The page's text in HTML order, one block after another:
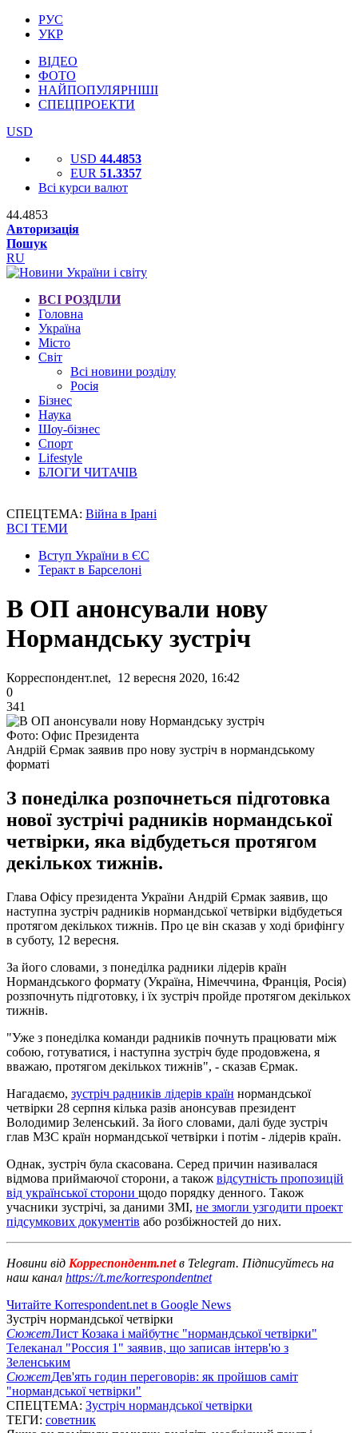
РУС
УКР
ВІДЕО
ФОТО
НАЙПОПУЛЯРНІШІ
СПЕЦПРОЕКТИ
USD
USD 44.4853
EUR 51.3357
Всі курси валют
44.4853
Авторизація
Пошук
RU
ВСІ РОЗДІЛИ
Головна
Україна
Місто
Світ
Всі новини розділу
Росія
Бізнес
Наука
Шоу-бізнес
Спорт
Lifestyle
БЛОГИ ЧИТАЧІВ
СПЕЦТЕМА: Війна в Ірані
ВСІ ТЕМИ
Вступ України в ЄС
Теракт в Барселоні
В ОП анонсували нову
Нормандську зустріч
Корреспондент.net, 12 вересня 2020, 16:42
0
341
Фото: Офис Президента
Андрій Єрмак заявив про нову зустріч в нормандському
форматі
З понеділка розпочнеться підготовка
нової зустрічі радників нормандської
четвірки, яка відбудеться протягом
декількох тижнів.
Глава Офісу президента України Андрій Єрмак заявив, що
наступна зустріч радників нормандської четвірки відбудеться
протягом декількох тижнів. Про це він сказав у ході брифінгу
в суботу, 12 вересня.
За його словами, з понеділка радники лідерів країн
Нормандського формату (Україна, Німеччина, Франція, Росія)
роззпочнуть підготовку, і їх зустріч пройде протягом декількох
тижнів.
"Уже з понеділка команди радників почнуть працювати між
собою, готуватися, і наступна зустріч буде продовжена, я
вважаю, протягом декількох тижнів", - сказав Єрмак.
Нагадаємо, зустріч радників лідерів країн нормандської
четвірки 28 серпня кілька разів анонсував президент
Володимир Зеленський. За його словами, далі буде зустріч
глав МЗС країн нормандської четвірки і потім - лідерів країн.
Однак, зустріч була скасована. Серед причин називалася
відмова приймаючої сторони, а також відсутність пропозицій
від української сторони щодо порядку денного. Також
учасники зустрічі, за даними ЗМІ, не змогли узгодити проект
підсумкових документів або розбіжностей до них.
Новини від Корреспондент.netв Telegram. Підписуйтесь на
наш канал https://t.me/korrespondentnet
Читайте Korrespondent.net в Google News
Зустріч нормандської четвірки
СюжетЛист Козака і майбутнє "нормандської четвірки"
Телеканал "Россия 1" заявив, що записав інтерв'ю з
Зеленським
СюжетДев'ять годин переговорів: як пройшов саміт
"нормандської четвірки"
СПЕЦТЕМА: Зустріч нормандської четвірки
ТЕГИ: советник